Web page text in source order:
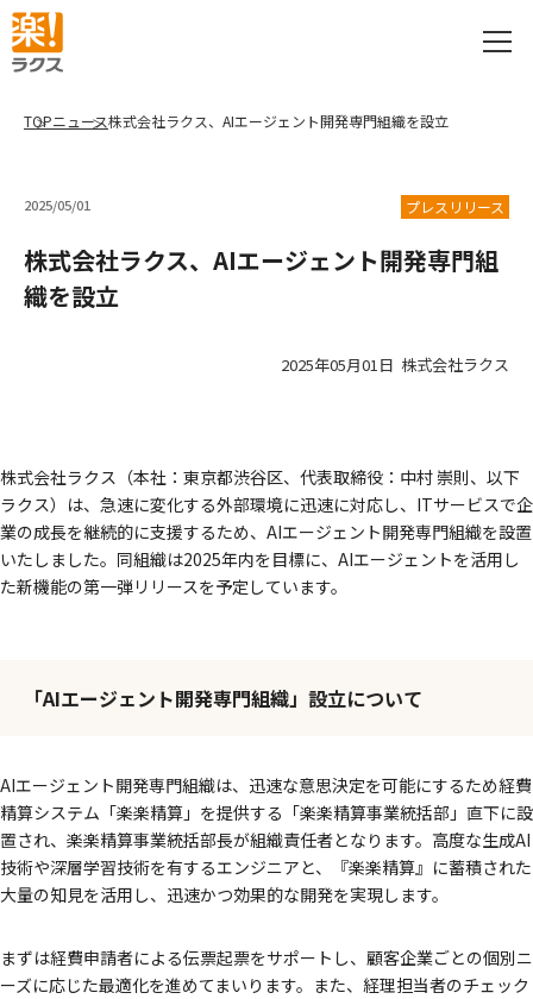
TOPニュース株式会社ラクス、AIエージェント開発専門組織を設立
2025/05/01 プレスリリース
株式会社ラクス、AIエージェント開発専門組
織を設立
2025年05月01日 株式会社ラクス
株式会社ラクス（本社：東京都渋谷区、代表取締役：中村 崇則、以下
ラクス）は、急速に変化する外部環境に迅速に対応し、ITサービスで企
業の成長を継続的に支援するため、AIエージェント開発専門組織を設置
いたしました。同組織は2025年内を目標に、AIエージェントを活用し
た新機能の第一弾リリースを予定しています。
「AIエージェント開発専門組織」設立について
AIエージェント開発専門組織は、迅速な意思決定を可能にするため経費
精算システム「楽楽精算」を提供する「楽楽精算事業統括部」直下に設
置され、楽楽精算事業統括部長が組織責任者となります。高度な生成AI
技術や深層学習技術を有するエンジニアと、『楽楽精算』に蓄積された
大量の知見を活用し、迅速かつ効果的な開発を実現します。
まずは経費申請者による伝票起票をサポートし、顧客企業ごとの個別ニ
ーズに応じた最適化を進めてまいります。また、経理担当者のチェック